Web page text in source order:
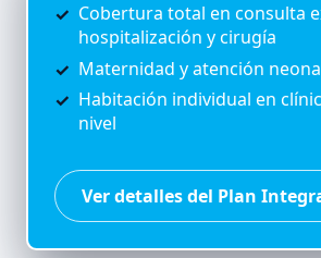
Cobertura total en consulta
hospitalización y cirugía
Maternidad y atención
Habitación individual en
nivel
Ver detalles del Plan